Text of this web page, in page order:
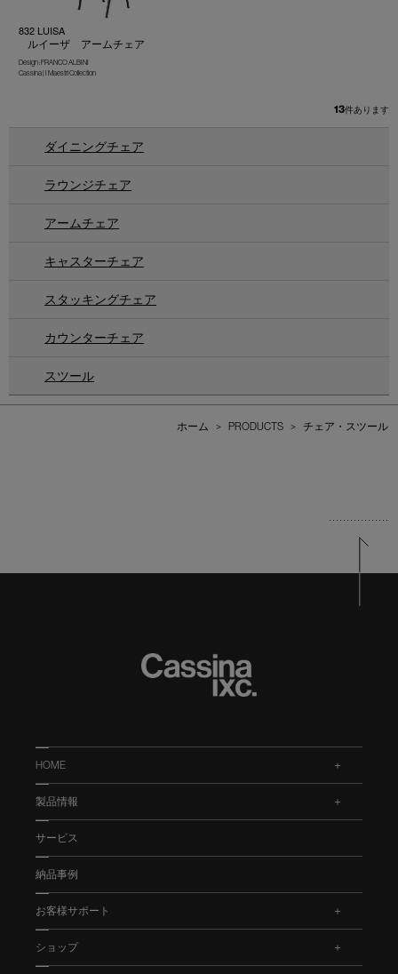
832 LUISA
ルイーザ アームチェア
Design : FRANCO ALBINI
Cassina | I Maestri Collection
13件あります
ダイニングチェア
ラウンジチェア
アームチェア
キャスターチェア
スタッキングチェア
カウンターチェア
スツール
ホーム > PRODUCTS > チェア・スツール
HOME
製品情報
サービス
納品事例
お客様サポート
ショップ